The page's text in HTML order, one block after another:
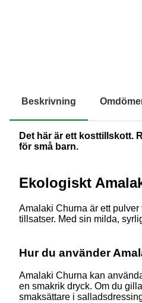
Beskrivning
Det här är ett kosttillskott.
för små barn.
Ekologiskt
Amalaki Churna är ett
tillsatser. Med sin milda,
Hur du använder
Amalaki Churna kan
en smakrik dryck. Om du
smaksättare i